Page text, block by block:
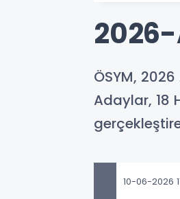
2026-
ÖSYM,
Adaylar, 18
10-06-2026